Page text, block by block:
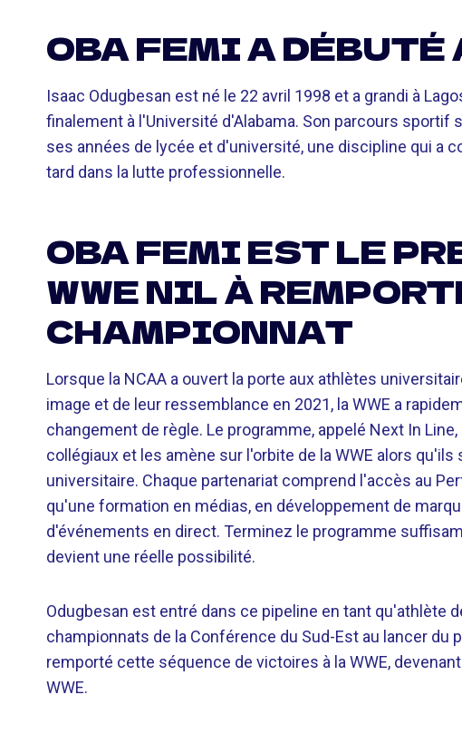
OBA FEMI A
Isaac Odugbesan est né le 22 avril 1998 et a grandi à
finalement à l'Université d'Alabama. Son parcours
ses années de lycée et d'université, une discipline qui a
tard dans la lutte professionnelle.
OBA FEMI EST LE
WWE NIL À
CHAMPIONNAT
Lorsque la NCAA a ouvert la porte aux athlètes
image et de leur ressemblance en 2021, la WWE a
changement de règle. Le programme, appelé Next In
collégiaux et les amène sur l'orbite de la WWE alors
universitaire. Chaque partenariat comprend l'accès au
qu'une formation en médias, en développement de
d'événements en direct. Terminez le programme
devient une réelle possibilité.
Odugbesan est entré dans ce pipeline en tant qu'athlète
championnats de la Conférence du Sud-Est au lancer du
remporté cette séquence de victoires à la WWE,
WWE.